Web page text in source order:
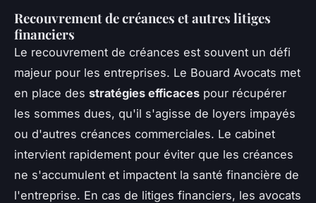
Recouvrement de créances et autres litiges
financiers
Le recouvrement de créances est souvent un défi
majeur pour les entreprises. Le Bouard Avocats met
en place des stratégies efficaces pour récupérer
les sommes dues, qu'il s'agisse de loyers impayés
ou d'autres créances commerciales. Le cabinet
intervient rapidement pour éviter que les créances
ne s'accumulent et impactent la santé financière de
l'entreprise. En cas de litiges financiers, les avocats